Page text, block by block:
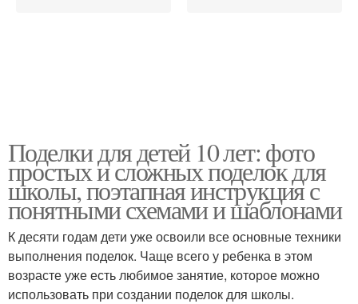
Поделки для детей 10 лет: фото
простых и сложных поделок для
школы, поэтапная инструкция с
понятными схемами и шаблонами
К десяти годам дети уже освоили все основные техники
выполнения поделок. Чаще всего у ребенка в этом
возрасте уже есть любимое занятие, которое можно
использовать при создании поделок для школы.